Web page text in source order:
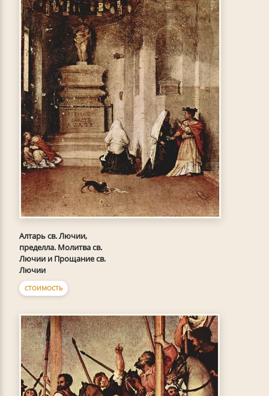
Алтарь св. Лючии,
пределла. Молитва св.
Лючии и Прощание св.
Лючии
СТОИМОСТЬ